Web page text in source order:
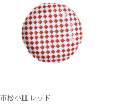
市松小皿 レッド